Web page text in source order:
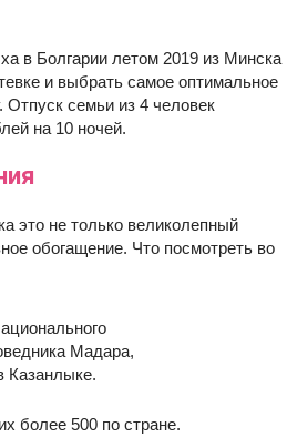
в Болгарии летом 2019 из Минска
и выбрать самое оптимальное
семьи из 4 человек
на 10 ночей.
это не только великолепный
обогащение. Что посмотреть во
Мадара,
Казанлыке.
более 500 по стране.